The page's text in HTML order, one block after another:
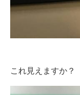
これ見えますか？